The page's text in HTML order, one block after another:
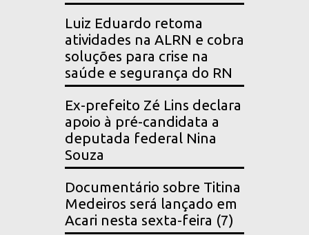
Luiz Eduardo retoma
atividades na ALRN e cobra
soluções para crise na
saúde e segurança do RN
Ex-prefeito Zé Lins declara
apoio à pré-candidata a
deputada federal Nina
Souza
Documentário sobre Titina
Medeiros será lançado em
Acari nesta sexta-feira (7)